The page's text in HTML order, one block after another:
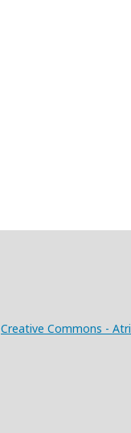
Creative Commons -